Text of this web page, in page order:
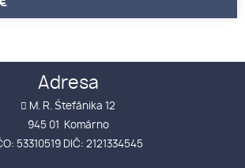
Adresa
M. R. Śtefánika 12
945 01 Komárno
53310519 DIČ: 2121334545